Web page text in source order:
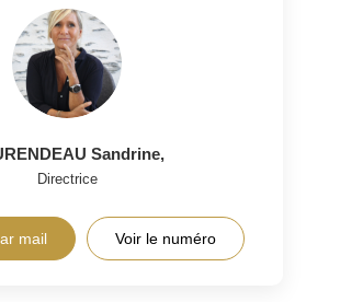
Sandrine,
Directrice
mail Voir le numéro